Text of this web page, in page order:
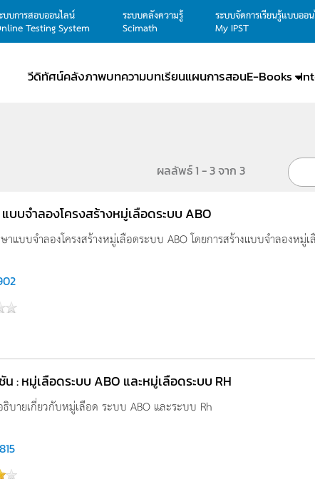
บบการสอบออนไลน์
Testing System
ระบบคลังความรู้
Scimath
ระบบจัดการเรียนรู้แบบออ
My IPST
วีดิทัศน์คลังภาพบทความบทเรียนแผนการสอนE-Books
ผลลัพธ์ 1 - 3 จาก 3
บบจำลองโครงสร้างหมู่เลือดระบบ ABO
แบบจำลองโครงสร้างหมู่เลือดระบบ ABO โดยการสร้างแบบจำลองหมู่
น : หมู่เลือดระบบ ABO และหมู่เลือดระบบ RH
บายเกี่ยวกับหมู่เลือด ระบบ ABO และระบบ Rh